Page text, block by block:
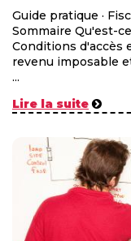
Guide pratique ·
Sommaire Qu'est-
Conditions d'accès
revenu imposable
...
Lire la suite